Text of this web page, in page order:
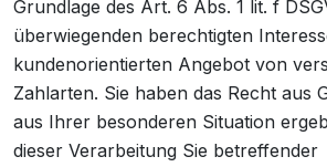
Grundlage des Art. 6 Abs. 1 lit. f
überwiegenden berechtigten
kundenorientierten Angebot von
Zahlarten. Sie haben das Recht aus
aus Ihrer besonderen Situation
dieser Verarbeitung Sie betreffender